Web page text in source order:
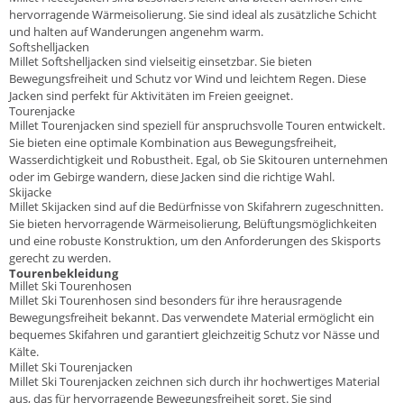
hervorragende Wärmeisolierung. Sie sind ideal als zusätzliche Schicht
und halten auf Wanderungen angenehm warm.
Softshelljacken
Millet Softshelljacken sind vielseitig einsetzbar. Sie bieten
Bewegungsfreiheit und Schutz vor Wind und leichtem Regen. Diese
Jacken sind perfekt für Aktivitäten im Freien geeignet.
Tourenjacke
Millet Tourenjacken sind speziell für anspruchsvolle Touren entwickelt.
Sie bieten eine optimale Kombination aus Bewegungsfreiheit,
Wasserdichtigkeit und Robustheit. Egal, ob Sie Skitouren unternehmen
oder im Gebirge wandern, diese Jacken sind die richtige Wahl.
Skijacke
Millet Skijacken sind auf die Bedürfnisse von Skifahrern zugeschnitten.
Sie bieten hervorragende Wärmeisolierung, Belüftungsmöglichkeiten
und eine robuste Konstruktion, um den Anforderungen des Skisports
gerecht zu werden.
Tourenbekleidung
Millet Ski Tourenhosen
Millet Ski Tourenhosen sind besonders für ihre herausragende
Bewegungsfreiheit bekannt. Das verwendete Material ermöglicht ein
bequemes Skifahren und garantiert gleichzeitig Schutz vor Nässe und
Kälte.
Millet Ski Tourenjacken
Millet Ski Tourenjacken zeichnen sich durch ihr hochwertiges Material
aus, das für hervorragende Bewegungsfreiheit sorgt. Sie sind